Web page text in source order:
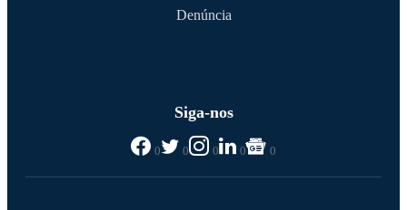
Denúncia
Siga-nos
0 0 0 0 0